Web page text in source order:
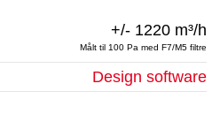
+/- 1220 m³/h
Målt til 100 Pa med F7/M5 filtre
Design software